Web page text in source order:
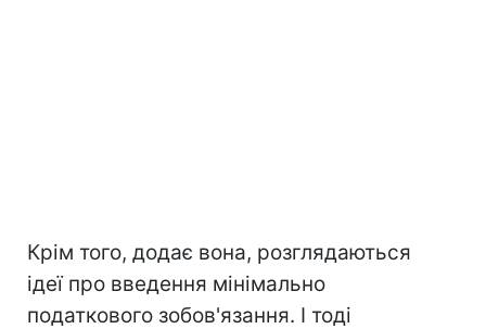
Крім того, додає вона, розглядаються
ідеї про введення мінімально
податкового зобов'язання. І тоді